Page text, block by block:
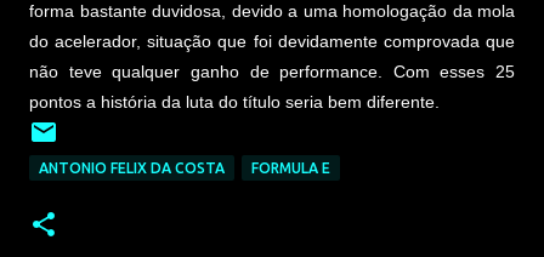
forma bastante duvidosa, devido a uma homologação da mola
do acelerador, situação que foi devidamente comprovada que
não teve qualquer ganho de performance. Com esses 25
pontos a história da luta do título seria bem diferente.
ANTONIO FELIX DA COSTA FORMULA E